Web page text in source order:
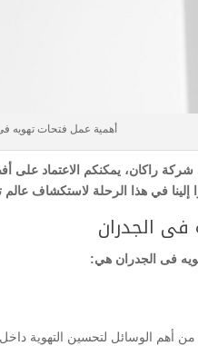
أهمية عمل فتحات تهويه
راكان، يمكنكم الاعتماد
إلينا في هذا الرحلة لاستكشاف
الجدران
فى الجدران هي:
أهم الوسائل لتحسين التهوية